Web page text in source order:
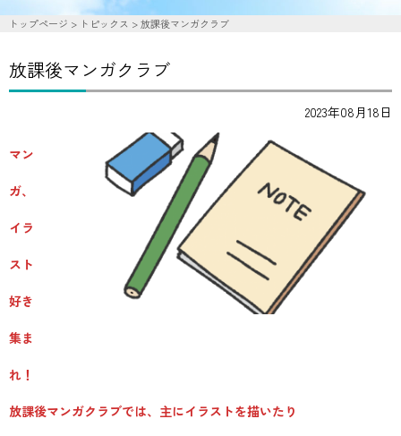
放課後児童支援
不登校・引きこもり支援
ハートフルみなみ
学習支援（生活支援）
横浜市瀬谷区寄り添い型学習支援事業
綾瀬市生活困窮世帯学習支援事業
南区青少年の地域活動拠点事業(横浜青年館 M‐base）
放課後イングリッシュ/Let’s have fun!
トップページ > トピックス >放課後マンガクラブ
放課後マンガクラブ
2023年08月18日
マン
ガ、
イラ
スト
好き
集ま
れ！
放課後マンガクラブでは、主にイラストを描いたり